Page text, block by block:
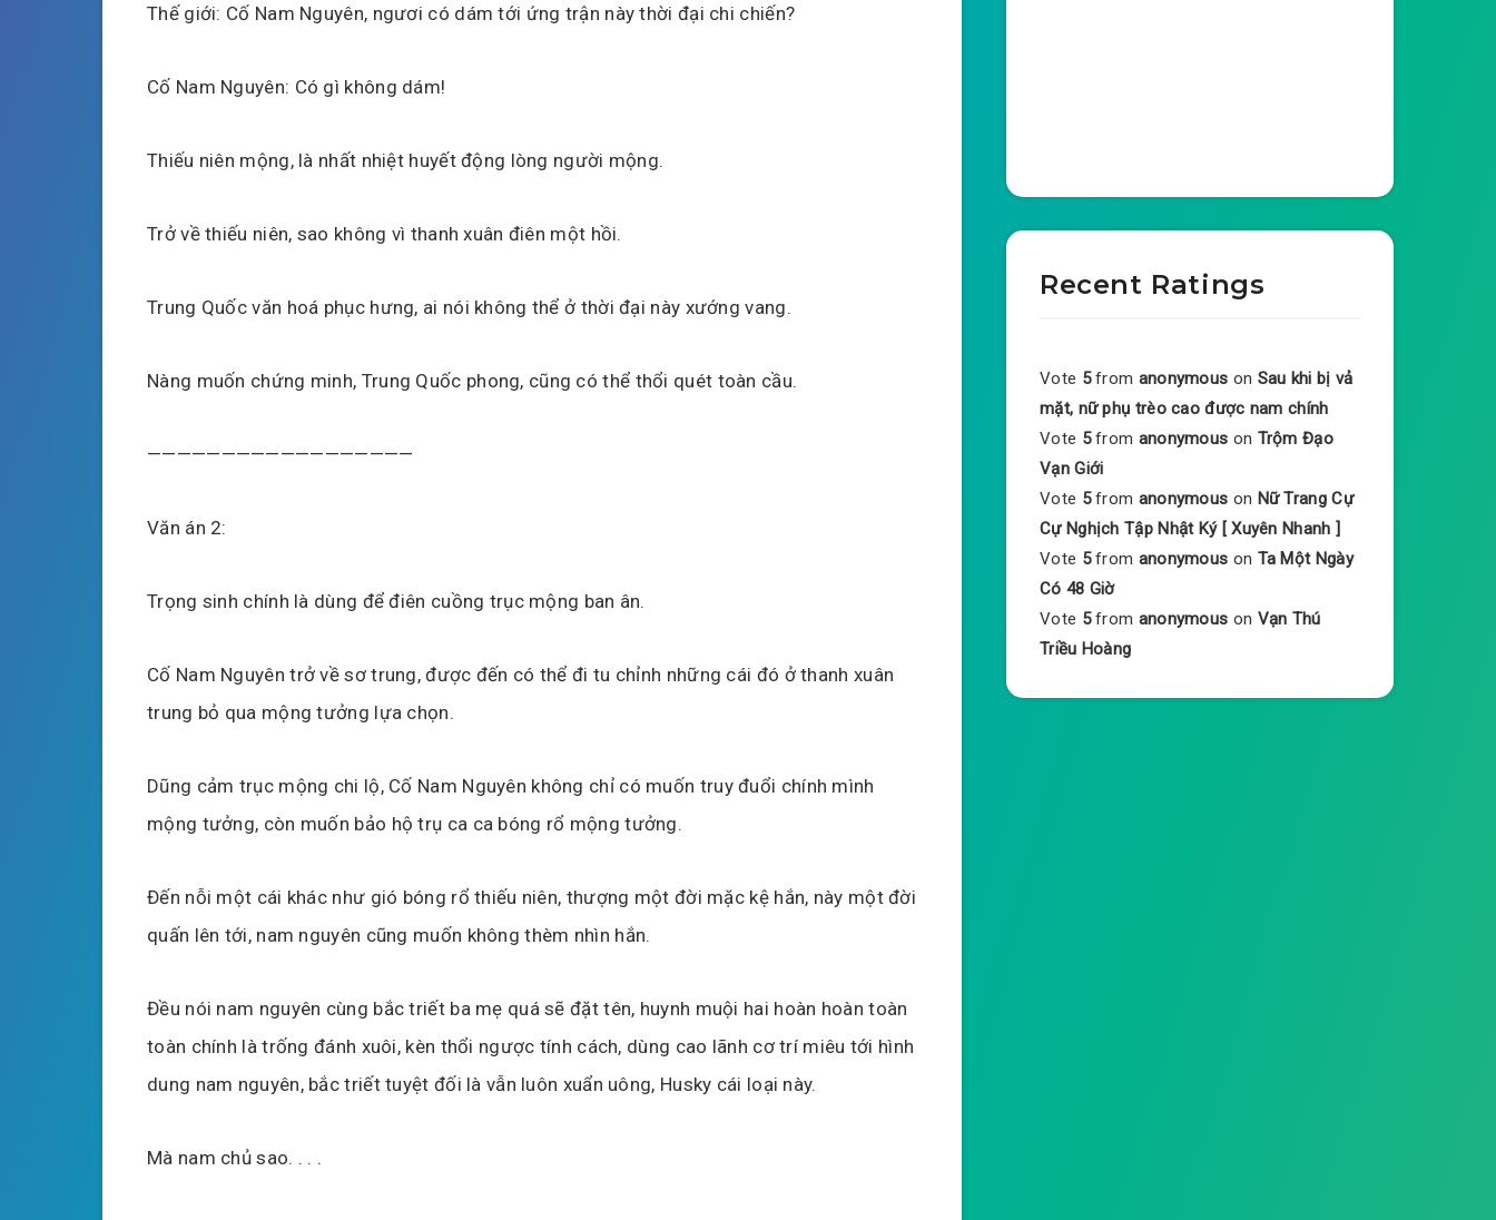
Thế giới: Cố Nam Nguyên, ngươi có dám tới ứng trận này thời đại chi chiến?
Cố Nam Nguyên: Có gì không dám!
Thiếu niên mộng, là nhất nhiệt huyết động lòng người mộng.
Trở về thiếu niên, sao không vì thanh xuân điên một hồi.
Trung Quốc văn hoá phục hưng, ai nói không thể ở thời đại này xướng vang.
Nàng muốn chứng minh, Trung Quốc phong, cũng có thể thổi quét toàn cầu.
——————————————————
Văn án 2:
Trọng sinh chính là dùng để điên cuồng trục mộng ban ân.
Cố Nam Nguyên trở về sơ trung, được đến có thể đi tu chỉnh những cái đó ở thanh xuân
trung bỏ qua mộng tưởng lựa chọn.
Dũng cảm trục mộng chi lộ, Cố Nam Nguyên không chỉ có muốn truy đuổi chính mình
mộng tưởng, còn muốn bảo hộ trụ ca ca bóng rổ mộng tưởng.
Đến nỗi một cái khác như gió bóng rổ thiếu niên, thượng một đời mặc kệ hắn, này một đời
quấn lên tới, nam nguyên cũng muốn không thèm nhìn hắn.
Đều nói nam nguyên cùng bắc triết ba mẹ quá sẽ đặt tên, huynh muội hai hoàn hoàn toàn
toàn chính là trống đánh xuôi, kèn thổi ngược tính cách, dùng cao lãnh cơ trí miêu tới hình
dung nam nguyên, bắc triết tuyệt đối là vẫn luôn xuẩn uông, Husky cái loại này.
Mà nam chủ sao. . . .
Recent Ratings
Vote 5 from anonymous on Sau khi bị vả
mặt, nữ phụ trèo cao được nam chính
Vote 5 from anonymous on Trộm Đạo
Vạn Giới
Vote 5 from anonymous on Nữ Trang Cự
Cự Nghịch Tập Nhật Ký [ Xuyên Nhanh ]
Vote 5 from anonymous on Ta Một Ngày
Có 48 Giờ
Vote 5 from anonymous on Vạn Thú
Triều Hoàng